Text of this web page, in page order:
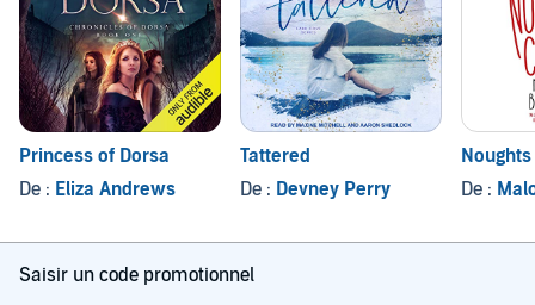
Princess of Dorsa
De : Eliza Andrews
Tattered
De : Devney Perry
De :
Saisir un code promotionnel